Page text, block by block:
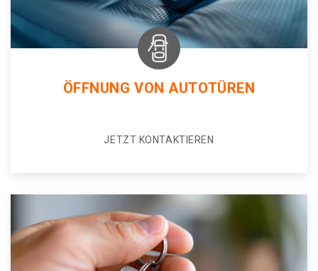
ÖFFNUNG VON AUTOTÜREN
JETZT KONTAKTIEREN